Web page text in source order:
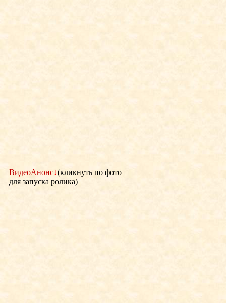
ВидеоАнонс↓(кликнуть по фото
для запуска ролика)